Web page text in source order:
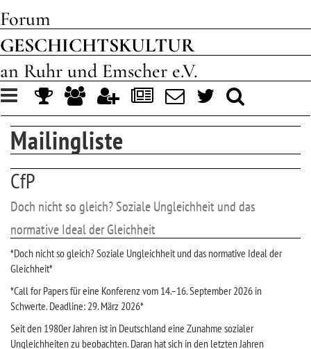
Forum
GESCHICHTSKULTUR
an Ruhr und Emscher e.V.
Toggle
navigation
Mailingliste
CfP
Doch nicht so gleich? Soziale Ungleichheit und das
normative Ideal der Gleichheit
*Doch nicht so gleich? Soziale Ungleichheit und das normative Ideal der
Gleichheit*
*Call for Papers für eine Konferenz vom 14.–16. September 2026 in
Schwerte. Deadline: 29. März 2026*
Seit den 1980er Jahren ist in Deutschland eine Zunahme sozialer
Ungleichheiten zu beobachten. Daran hat sich in den letzten Jahren